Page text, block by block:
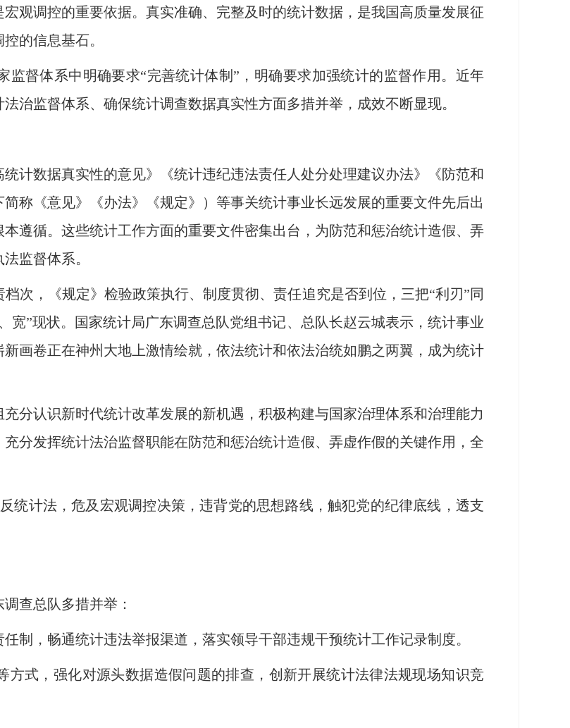
调控的重要依据。真实准确、完整及时的统计数据，是我国高质量发展征
的信息基石。
督体系中明确要求“完善统计体制”，明确要求加强统计的监督作用。近年
治监督体系、确保统计调查数据真实性方面多措并举，成效不断显现。
数据真实性的意见》《统计违纪违法责任人处分处理建议办法》《防范和
称《意见》《办法》《规定》）等事关统计事业长远发展的重要文件先后出
遵循。这些统计工作方面的重要文件密集出台，为防范和惩治统计造假、弄
监督体系。
，《规定》检验政策执行、制度贯彻、责任追究是否到位，三把“利刃”同
宽”现状。国家统计局广东调查总队党组书记、总队长赵云城表示，统计事业
画卷正在神州大地上激情绘就，依法统计和依法治统如鹏之两翼，成为统计
认识新时代统计改革发展的新机遇，积极构建与国家治理体系和治理能力
分发挥统计法治监督职能在防范和惩治统计造假、弄虚作假的关键作用，全
计法，危及宏观调控决策，违背党的思想路线，触犯党的纪律底线，透支
查总队多措并举：
，畅通统计违法举报渠道，落实领导干部违规干预统计工作记录制度。
，强化对源头数据造假问题的排查，创新开展统计法律法规现场知识竞